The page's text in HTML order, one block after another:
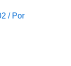
/ Por